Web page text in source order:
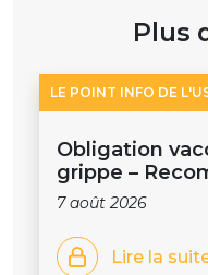
Plus
LE POINT INFO DE
Obligation
grippe –
7 août 2026
Lire la